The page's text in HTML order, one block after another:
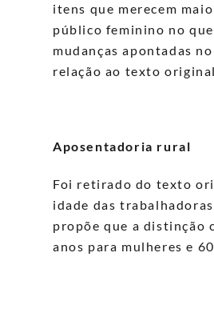
itens que merecem
público feminino no
mudanças apontadas
relação ao texto
Aposentadoria rural
Foi retirado do texto
idade das
propõe que a distinção
anos para mulheres e